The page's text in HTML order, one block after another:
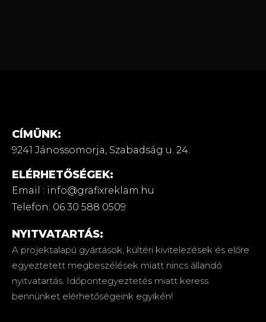
CÍMÜNK:
9241 Jánossomorja, Szabadság u. 24.
ELÉRHETŐSÉGEK:
Email : info@grafixreklam.hu
Telefon: 06 30 588 0509
NYITVATARTÁS:
A projektalapú gyártások, kültéri kivitelezések és előre
egyeztetett megbeszélések miatt nincs állandó
nyitvatartás. Időpontegyeztetés miatt keress
bennünket elérhetőségeink egyikén!